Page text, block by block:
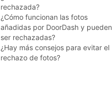
rechazada?
¿Cómo funcionan las fotos
añadidas por DoorDash y pueden
ser rechazadas?
¿Hay más consejos para evitar el
rechazo de fotos?